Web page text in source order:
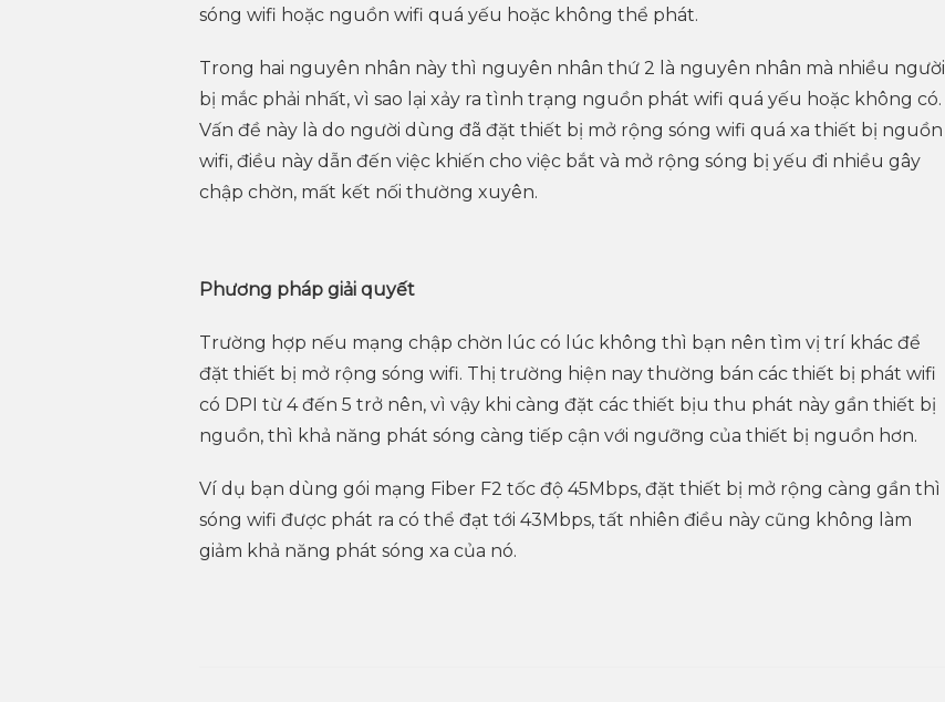
sóng wifi hoặc nguồn wifi quá yếu hoặc không thể phát.
Trong hai nguyên nhân này thì nguyên nhân thứ 2 là nguyên nhân mà nhiều người
bị mắc phải nhất, vì sao lại xảy ra tình trạng nguồn phát wifi quá yếu hoặc không có.
Vấn đề này là do người dùng đã đặt thiết bị mở rộng sóng wifi quá xa thiết bị nguồn
wifi, điều này dẫn đến việc khiến cho việc bắt và mở rộng sóng bị yếu đi nhiều gây
chập chờn, mất kết nối thường xuyên.
Phương pháp giải quyết
Trường hợp nếu mạng chập chờn lúc có lúc không thì bạn nên tìm vị trí khác để
đặt thiết bị mở rộng sóng wifi. Thị trường hiện nay thường bán các thiết bị phát wifi
có DPI từ 4 đến 5 trở nên, vì vậy khi càng đặt các thiết bịu thu phát này gần thiết bị
nguồn, thì khả năng phát sóng càng tiếp cận với ngưỡng của thiết bị nguồn hơn.
Ví dụ bạn dùng gói mạng Fiber F2 tốc độ 45Mbps, đặt thiết bị mở rộng càng gần thì
sóng wifi được phát ra có thể đạt tới 43Mbps, tất nhiên điều này cũng không làm
giảm khả năng phát sóng xa của nó.